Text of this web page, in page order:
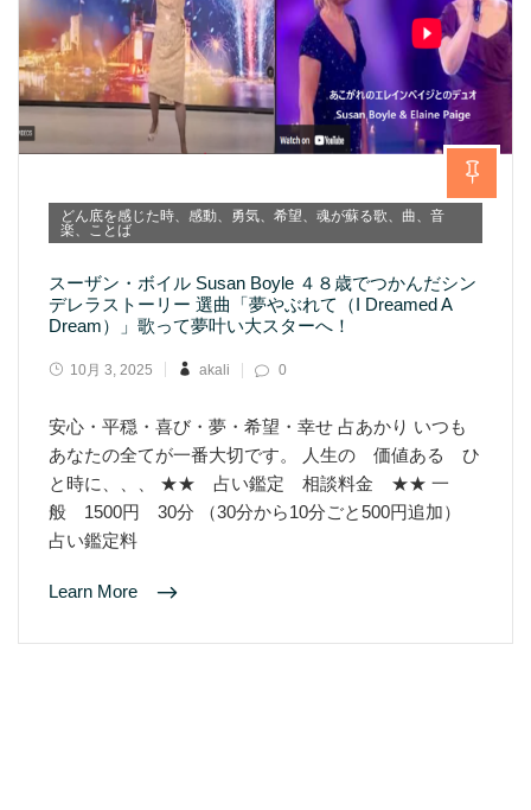
どん底を感じた時、感動、勇気、希望、魂が蘇る歌、曲、音
楽、ことば
スーザン・ボイル Susan Boyle ４８歳でつかんだシン
デレラストーリー 選曲「夢やぶれて（I Dreamed A
Dream）」歌って夢叶い大スターへ！
10月 3, 2025 akali 0
安心・平穏・喜び・夢・希望・幸せ 占あかり いつも
あなたの全てが一番大切です。 人生の 価値ある ひ
と時に、、、 ★★ 占い鑑定 相談料金 ★★ 一
般 1500円 30分 （30分から10分ごと500円追加）
占い鑑定料
Learn More